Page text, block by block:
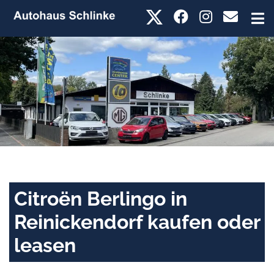
Citroën Berlingo in
Reinickendorf kaufen oder
leasen